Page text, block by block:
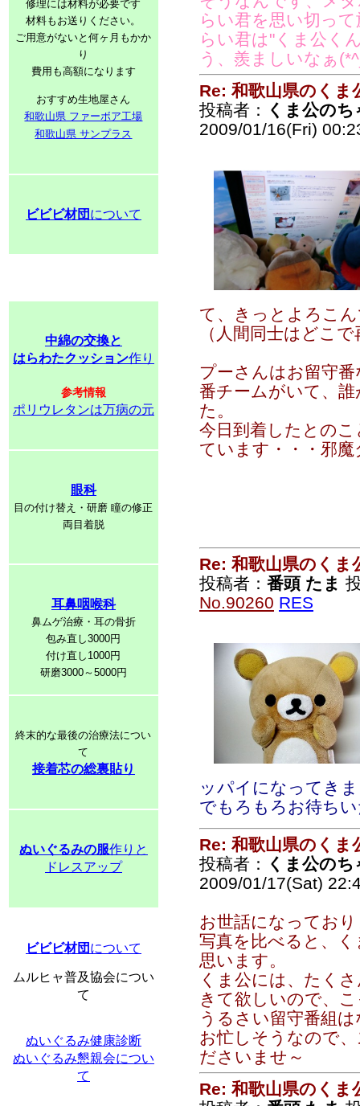
修理には材料が必要です
材料もお送りください。
ご用意がないと何ヶ月もかか
り
費用も高額になります
おすすめ生地屋さん
和歌山県 ファーボア工場
和歌山県 サンプラス
ビビビ材団 について
中綿の交換と
はらわたクッション作り
参考情報
ポリウレタンは万病の元
眼科
目の付け替え・研磨 瞳の修正
両目着脱
耳鼻咽喉科
鼻ムゲ治療・耳の骨折
包み直し3000円
付け直し1000円
研磨3000～5000円
終末的な最後の治療法につい
て
接着芯の総裏貼り
ぬいぐるみの服作りと
ドレスアップ
ビビビ材団 について
ムルヒャ普及協会につい
て
ぬいぐるみ健康診断
ぬいぐるみ懇親会につい
て
らい君を思い切っ
らい君は"くま公く
う、羨ましいなぁ
Re: 和歌山県のくま
投稿者：
くま公の
2009/01/16(Fri)
て、きっとよろこ
（人間同士はどこ
プーさんはお留守
番チームがいて、
た。
今日到着したとの
ています・・・邪魔
Re: 和歌山県のくま
投稿者： 番頭 たま
No.90260 RES
ッパイになってき
でもろもろお待ち
Re: 和歌山県のくま
投稿者：
くま公の
2009/01/17(Sat)
お世話になってお
写真を比べると、
思います。
くま公には、たく
きて欲しいので、
うるさい留守番組
お忙しそうなので
ださいませ～
Re: 和歌山県のくま